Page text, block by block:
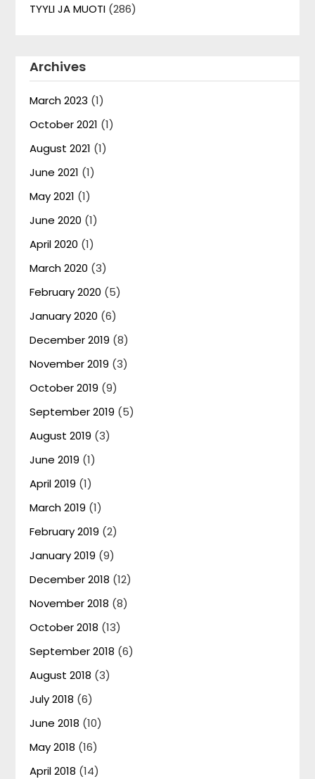
TYYLI JA MUOTI (286)
Archives
March 2023 (1)
October 2021 (1)
August 2021 (1)
June 2021 (1)
May 2021 (1)
June 2020 (1)
April 2020 (1)
March 2020 (3)
February 2020 (5)
January 2020 (6)
December 2019 (8)
November 2019 (3)
October 2019 (9)
September 2019 (5)
August 2019 (3)
June 2019 (1)
April 2019 (1)
March 2019 (1)
February 2019 (2)
January 2019 (9)
December 2018 (12)
November 2018 (8)
October 2018 (13)
September 2018 (6)
August 2018 (3)
July 2018 (6)
June 2018 (10)
May 2018 (16)
April 2018 (14)